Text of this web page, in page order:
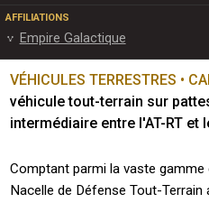
AFFILIATIONS
Empire Galactique
VÉHICULES TERRESTRES •
véhicule tout-terrain sur
intermédiaire entre l'AT-RT et
Comptant parmi la vaste gamme
Nacelle de Défense Tout-